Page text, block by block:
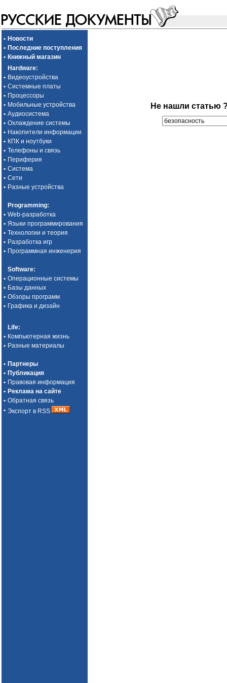
• Новости
• Последние поступления
• Книжный магазин
Hardware:
• Видеоустройства
• Системные платы
• Процессоры
• Мобильные устройства
• Аудиосистема
• Охлаждение системы
• Накопители информации
• КПК и ноутбуки
• Телефоны и связь
• Периферия
• Система
• Сети
• Разные устройства
Programming:
• Web-разработка
• Языки программирования
• Технологии и теория
• Разработка игр
• Программная инженерия
Software:
• Операционные системы
• Базы данных
• Обзоры программ
• Графика и дизайн
Life:
• Компьютерная жизнь
• Разные материалы
• Партнеры
• Публикация
• Правовая информация
• Реклама на сайте
• Обратная связь
• Экспорт в RSS
Не нашли статью